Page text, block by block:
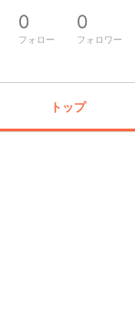
0
フォロー
0
フォロワー
トップ